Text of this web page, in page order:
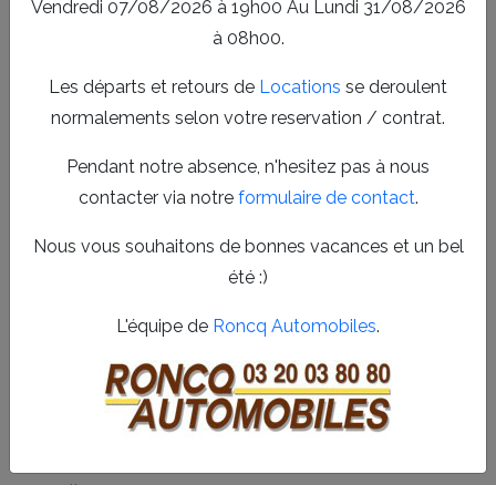
Vendredi 07/08/2026 à 19h00 Au Lundi 31/08/2026
à 08h00.
Les départs et retours de Locations se deroulent
normalements selon votre reservation / contrat.
Pendant notre absence, n'hesitez pas à nous
contacter via notre formulaire de contact.
Nous vous souhaitons de bonnes vacances et un bel
été :)
L'équipe de Roncq Automobiles.
confiance pour tous vos projets automobiles dans le
Services complets de garage roncq
automobiles à Wervicq-Sud
Notre garage roncq automobiles à Wervicq-Sud offre une
large gamme de prestations pour garantir la performance
réparation voiture, l’entretien voiture, ainsi que la
location et l’achat de véhicules utilitaires. Notre équipe
qualifiée met tout en œuvre pour répondre à vos
Diagnostic précis et interventions rapides sur tous
types de véhicules